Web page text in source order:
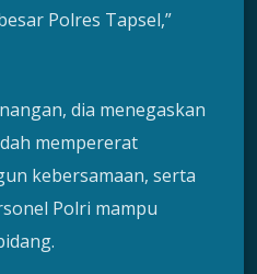
Polres Tapsel,”
dia menegaskan
mempererat
kebersamaan, serta
Polri mampu